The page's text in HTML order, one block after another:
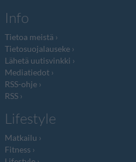
Info
Tietoa meistä
Tietosuojalauseke
Lähetä uutisvinkki
Mediatiedot
RSS-ohje
RSS
Lifestyle
Matkailu
Fitness